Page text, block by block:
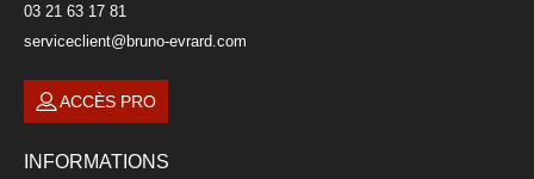
03 21 63 17 81
serviceclient@bruno-evrard.com
ACCÈS PRO
INFORMATIONS